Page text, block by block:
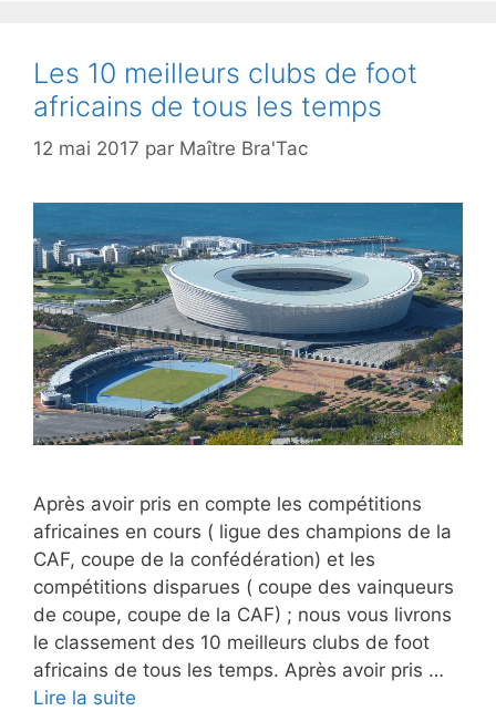
Les 10 meilleurs clubs de foot
africains de tous les temps
12 mai 2017 par Maître Bra'Tac
Après avoir pris en compte les compétitions
africaines en cours ( ligue des champions de la
CAF, coupe de la confédération) et les
compétitions disparues ( coupe des vainqueurs
de coupe, coupe de la CAF) ; nous vous livrons
le classement des 10 meilleurs clubs de foot
africains de tous les temps. Après avoir pris …
Lire la suite